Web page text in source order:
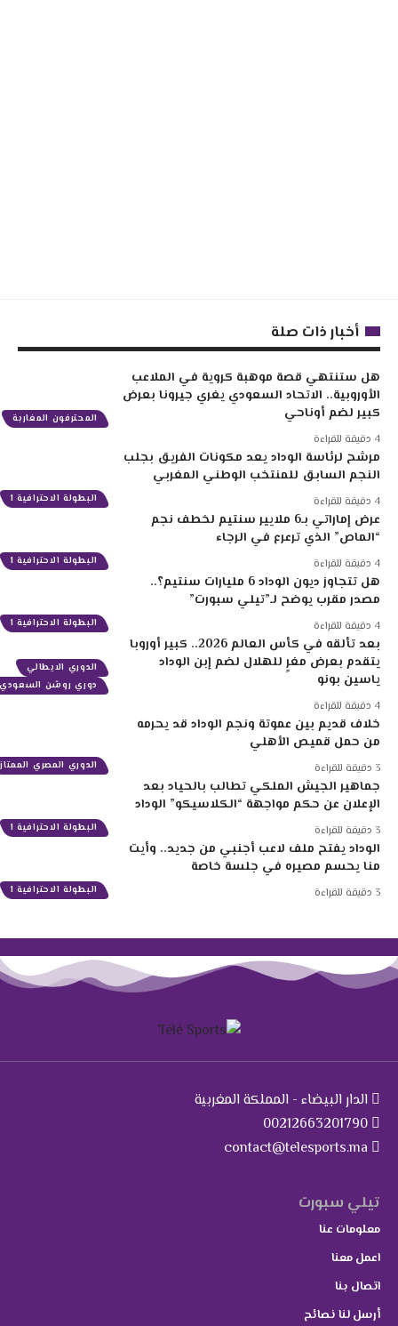
أخبار ذات صلة
المحترفون المغاربة
هل ستنتهي قصة موهبة كروية في الملاعب
الأوروبية.. الاتحاد السعودي يغري جيرونا بعرض
كبير لضم أوناحي
البطولة الاحترافية 1
مرشح لرئاسة الوداد يعد مكونات الفريق بجلب
النجم السابق للمنتخب الوطني المغربي
البطولة الاحترافية 1
عرض إماراتي بـ6 ملايير سنتيم لخطف نجم
“الماص” الذي ترعرع في الرجاء
البطولة الاحترافية 1
هل تتجاوز ديون الوداد 6 مليارات سنتيم؟..
مصدر مقرب يوضح لـ”تيلي سبورت”
الدوري الايطالي
دوري روشن السعودي
بعد تألقه في كأس العالم 2026.. كبير أوروبا
يتقدم بعرض مغرٍ للهلال لضم إبن الوداد
ياسين بونو
الدوري المصري الممتاز
خلاف قديم بين عموتة ونجم الوداد قد يحرمه
من حمل قميص الأهلي
البطولة الاحترافية 1
جماهير الجيش الملكي تطالب بالحياد بعد
الإعلان عن حكم مواجهة “الكلاسيكو” الوداد
البطولة الاحترافية 1
الوداد يفتح ملف لاعب أجنبي من جديد.. وأيت
منا يحسم مصيره في جلسة خاصة
الدار البيضاء - المملكة المغربية
00212663201790
contact@telesports.ma
تيلي سبورت
معلومات عنا
اعمل معنا
اتصال بنا
أرسل لنا نصائح